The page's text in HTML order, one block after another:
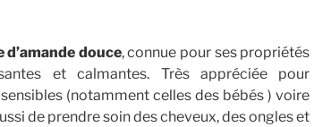
d’amande douce, connue pour ses propriétés
et calmantes. Très appréciée pour
(notamment celles des bébés ) voire
de prendre soin des cheveux, des ongles et